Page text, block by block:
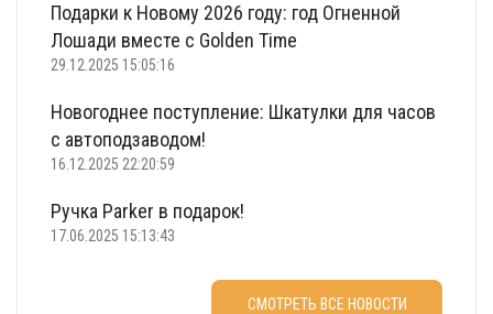
Подарки к Новому 2026 году: год Огненной
Лошади вместе с Golden Time
29.12.2025 15:05:16
Новогоднее поступление: Шкатулки для часов
с автоподзаводом!
16.12.2025 22:20:59
Ручка Parker в подарок!
17.06.2025 15:13:43
Что подарить на 23 февраля?
СМОТРЕТЬ ВСЕ НОВОСТИ